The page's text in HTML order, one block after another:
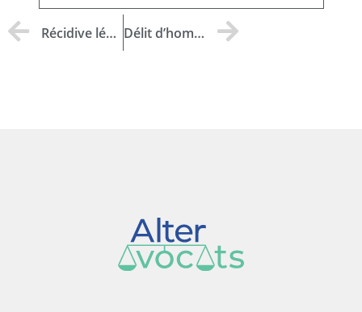
Récidive légale : comprendre les conditions et les peines Délit d’homicide involontaire : le guide complet